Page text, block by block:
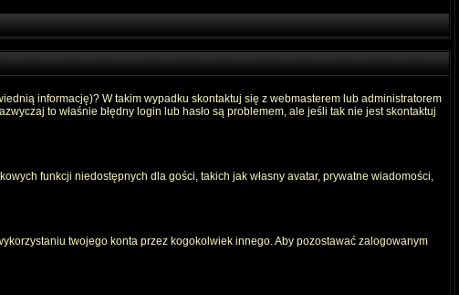
informację)? W takim wypadku skontaktuj się z webmasterem lub administratorem
to właśnie błędny login lub hasło są problemem, ale jeśli tak nie jest skontaktuj
funkcji niedostępnych dla gości, takich jak własny avatar, prywatne wiadomości,
twojego konta przez kogokolwiek innego. Aby pozostawać zalogowanym